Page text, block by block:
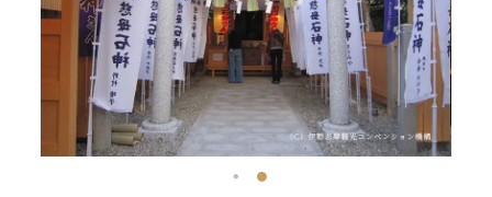
ホテルから 車で約25分
詳しくはこちら